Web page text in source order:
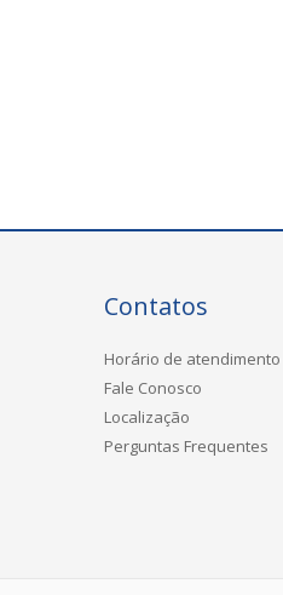
Contatos
Horário de atendimento
Fale Conosco
Localização
Perguntas Frequentes